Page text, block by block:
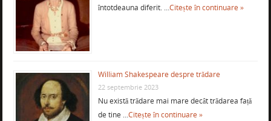
întotdeauna diferit. …Citește în continuare »
William Shakespeare despre trădare
22 septembrie 2023
Nu există trădare mai mare decât trădarea față
de tine …Citește în continuare »